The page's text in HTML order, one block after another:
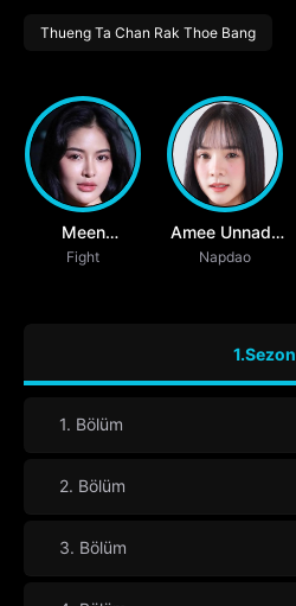
Thueng Ta Chan Rak Thoe Bang
Meen
Patimaporn
Fight
Amee Unnada
Panton
Napdao
1.Sezon
1. Bölüm
2. Bölüm
3. Bölüm